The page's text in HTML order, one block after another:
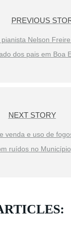
PREVIOUS
Nelson
dos pais em Boa
NEXT STORY
venda e uso de
ruídos no Município